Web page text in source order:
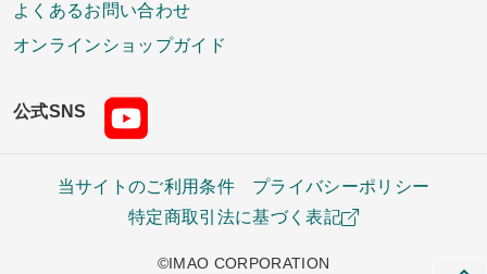
よくあるお問い合わせ
オンラインショップガイド
公式SNS
©IMAO CORPORATION
当サイトのご利用条件
プライバシーポリシー
特定商取引法に基づく表記